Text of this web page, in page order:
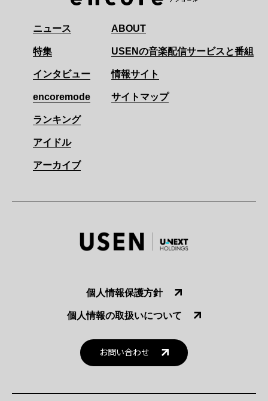
ニュース
特集
インタビュー
encoremode
ランキング
アイドル
アーカイブ
ABOUT
USENの音楽配信サービスと番組
情報サイト
サイトマップ
個人情報保護方針
個人情報の取扱いについて
お問い合わせ